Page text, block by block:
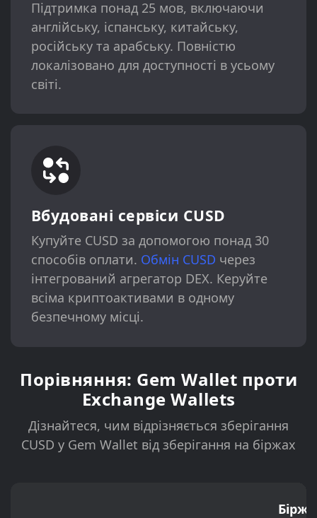
Підтримка понад 25 мов, включаючи
англійську, іспанську, китайську,
російську та арабську. Повністю
локалізовано для доступності в усьому
світі.
Вбудовані сервіси CUSD
Купуйте CUSD за допомогою понад 30
способів оплати. Обмін CUSD через
інтегрований агрегатор DEX. Керуйте
всіма криптоактивами в одному
безпечному місці.
Порівняння: Gem Wallet проти
Exchange Wallets
Дізнайтеся, чим відрізняється зберігання
CUSD у Gem Wallet від зберігання на біржах